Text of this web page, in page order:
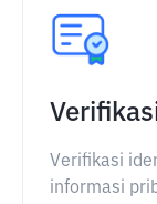
Verifikasi
informasi